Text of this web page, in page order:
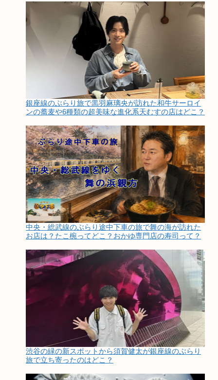
銀座線のぶらり旅で黒羽麻璃央が訪れた和牛サーロイ
ンの蕎麦や6種類の超美味な進化系天むすの店はどこ？
中央・総武線のぶらり途中下車の旅で舞の海が訪れた
お店は？たこ椀ってどこ？おかゆ専門店の寿司って？
渋谷の緑の新スポットから須賀健太が銀座線のぶらり
旅で立ち寄ったのはどこ？